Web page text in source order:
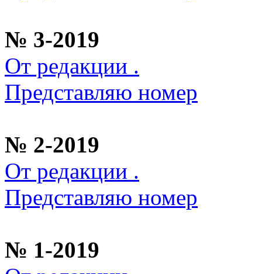
№ 3-2019
От редакции .
Представляю номер
№ 2-2019
От редакции .
Представляю номер
№ 1-2019